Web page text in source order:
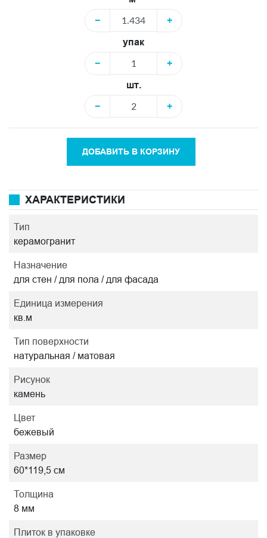
−
+
упак
−
+
шт.
−
+
ДОБАВИТЬ В КОРЗИНУ
ХАРАКТЕРИСТИКИ
Тип
керамогранит
Назначение
для стен / для пола / для фасада
Единица измерения
кв.м
Тип поверхности
натуральная / матовая
Рисунок
камень
Цвет
бежевый
Размер
60*119,5 см
Толщина
8 мм
Плиток в упаковке